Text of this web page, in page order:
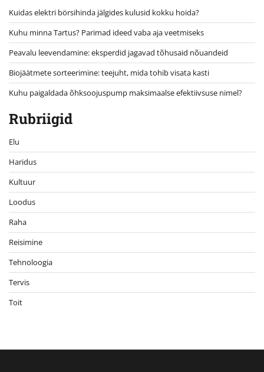
Kuidas elektri börsihinda jälgides kulusid kokku hoida?
Kuhu minna Tartus? Parimad ideed vaba aja veetmiseks
Peavalu leevendamine: eksperdid jagavad tõhusaid nõuandeid
Biojäätmete sorteerimine: teejuht, mida tohib visata kasti
Kuhu paigaldada õhksoojuspump maksimaalse efektiivsuse nimel?
Rubriigid
Elu
Haridus
Kultuur
Loodus
Raha
Reisimine
Tehnoloogia
Tervis
Toit